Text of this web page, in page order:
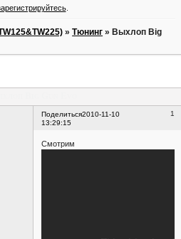
.
»Тюнинг »Выхлоп Big
Поделиться 1
2010-11-10
13:29:15
Смотрим